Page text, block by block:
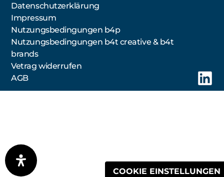
COOKIE EINSTELLUNGEN
Datenschutzerklärung
Impressum
Nutzungsbedingungen b4p
Nutzungsbedingungen b4t creative & b4t
brands
Vetrag widerrufen
AGB